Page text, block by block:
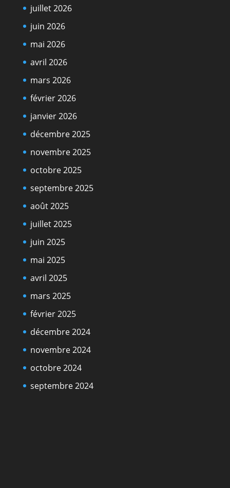
juillet 2026
juin 2026
mai 2026
avril 2026
mars 2026
février 2026
janvier 2026
décembre 2025
novembre 2025
octobre 2025
septembre 2025
août 2025
juillet 2025
juin 2025
mai 2025
avril 2025
mars 2025
février 2025
décembre 2024
novembre 2024
octobre 2024
septembre 2024